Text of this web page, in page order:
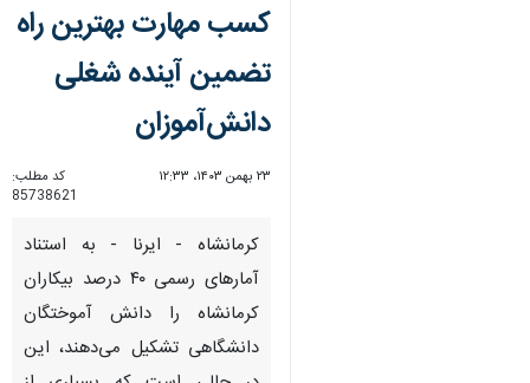
کسب مهارت بهترین راه
تضمین آینده شغلی
دانش‌آموزان
۲۳ بهمن ۱۴۰۳، ۱۲:۳۳
کد مطلب:
85738621
کرمانشاه - ایرنا - به استناد
آمارهای رسمی ۴۰ درصد بیکاران
کرمانشاه را دانش آموختگان
دانشگاهی تشکیل می‌دهند، این